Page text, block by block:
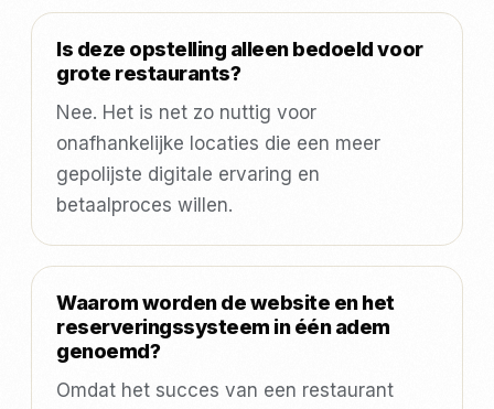
Is deze opstelling alleen bedoeld voor
grote restaurants?
Nee. Het is net zo nuttig voor
onafhankelijke locaties die een meer
gepolijste digitale ervaring en
betaalproces willen.
Waarom worden de website en het
reserveringssysteem in één adem
genoemd?
Omdat het succes van een restaurant